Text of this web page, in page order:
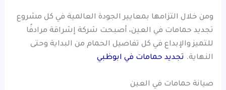
ومن خلال التزامها بمعايير الجودة العالمية في كل مشروع
تجديد حمامات في العين، أصبحت شركة إشراقة مرادفًا
للتميز والإبداع في كل تفاصيل الحمام من البداية وحتى
النهاية. تجديد حمامات في ابوظبي
صيانة حمامات في العين